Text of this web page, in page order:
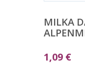
MILKA
1,09 €